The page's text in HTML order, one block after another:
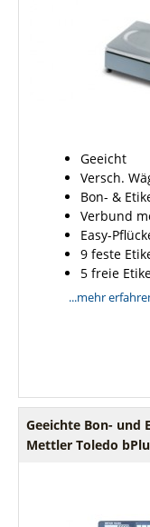
Geeicht
Versch.
Bon- &
Verbund
Easy-
9 feste
5 freie
...mehr
Geeichte Bon- und
Mettler Toledo